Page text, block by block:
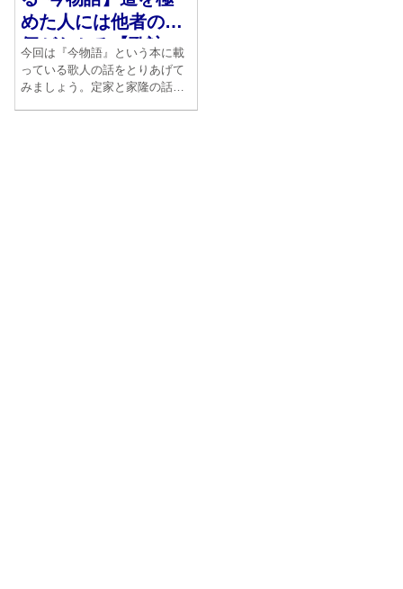
めた人には他者の真
価がわかる【歌詠
み】
今回は『今物語』という本に載
っている歌人の話をとりあげて
みましょう。定家と家隆の話で